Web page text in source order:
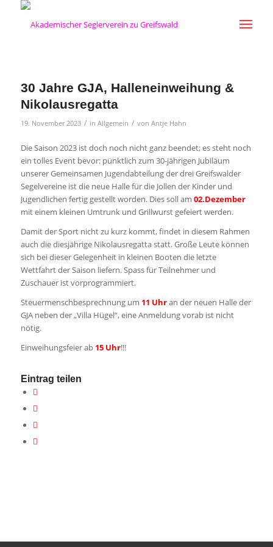
30 Jahre GJA, Halleneinweihung &
Nikolausregatta
19. November 2023 / in Allgemein / von Antje Hahn
Die Saison 2023 ist doch noch nicht ganz beendet; es steht noch
ein tolles Event bevor: pünktlich zum 30-jährigen Jubiläum
unserer Gemeinsamen Jugendabteilung der drei Greifswalder
Segelvereine ist die neue Halle für die Jollen der Kinder und
Jugendlichen fertig gestellt worden. Dies soll am 02.Dezember
mit einem kleinen Umtrunk und Grillwurst gefeiert werden.
Damit der Sport nicht zu kurz kommt, findet in diesem Rahmen
auch die diesjährige Nikolausregatta statt. Große Leute können
sich bei dieser Gelegenheit in kleinen Booten die letzte
Wettfahrt der Saison liefern. Spass für Teilnehmer und
Zuschauer ist vorprogrammiert.
Steuermenschbesprechnung um 11 Uhran der neuen Halle der
GJA neben der „Villa Hügel“, eine Anmeldung vorab ist nicht
nötig.
Einweihungsfeier ab 15 Uhr!!!
Eintrag teilen